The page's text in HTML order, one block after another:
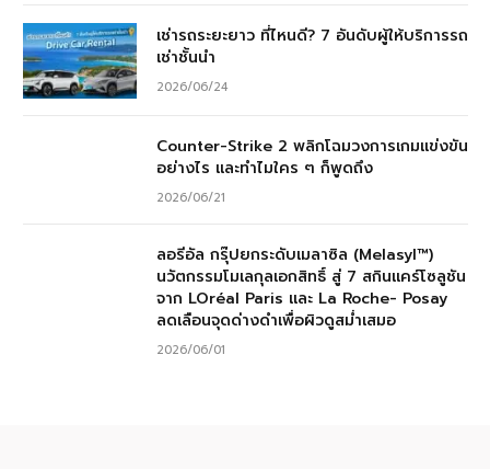
เช่ารถระยะยาว ที่ไหนดี? 7 อันดับผู้ให้บริการรถ
เช่าชั้นนำ
2026/06/24
Counter-Strike 2 พลิกโฉมวงการเกมแข่งขัน
อย่างไร และทำไมใคร ๆ ก็พูดถึง
2026/06/21
ลอรีอัล กรุ๊ปยกระดับเมลาซิล (Melasyl™)
นวัตกรรมโมเลกุลเอกสิทธิ์ สู่ 7 สกินแคร์โซลูชัน
จาก LOréal Paris และ La Roche- Posay
ลดเลือนจุดด่างดำเพื่อผิวดูสม่ำเสมอ
2026/06/01